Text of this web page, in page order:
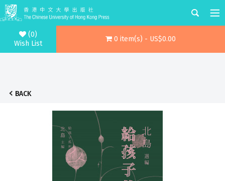
(0)
Wish List
0 item(s) - US$0.00
BACK